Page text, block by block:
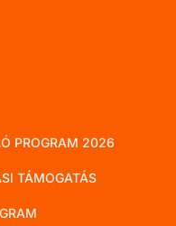
PROGRAM 2026
TÁMOGATÁS